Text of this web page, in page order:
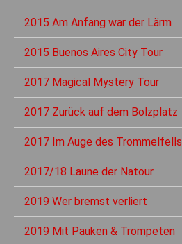
2015 Am Anfang war der Lärm
2015 Buenos Aires City Tour
2017 Magical Mystery Tour
2017 Zurück auf dem Bolzplatz
2017 Im Auge des Trommelfells
2017/18 Laune der Natour
2019 Wer bremst verliert
2019 Mit Pauken & Trompeten